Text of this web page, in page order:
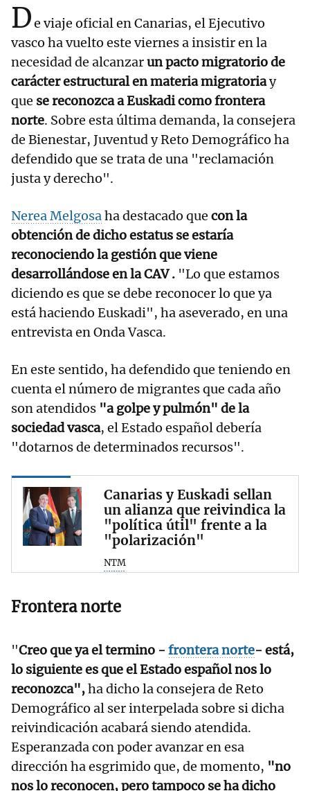
De viaje oficial en Canarias, el Ejecutivo
vasco ha vuelto este viernes a insistir en la
necesidad de alcanzarun pacto migratorio de
carácter estructural en materia migratoriay
que se reconozca a Euskadi como frontera
norte. Sobre esta última demanda, la consejera
de Bienestar, Juventud y Reto Demográfico ha
defendido que se trata de una "reclamación
justa y derecho".
Nerea Melgosaha destacado que con la
obtención de dicho estatus se estaría
reconociendo la gestión que viene
desarrollándose en la CAV . "Lo que estamos
diciendo es que se debe reconocer lo que ya
está haciendo Euskadi", ha aseverado, en una
entrevista en Onda Vasca.
En este sentido, ha defendido que teniendo en
cuenta el número de migrantes que cada año
son atendidos "a golpe y pulmón" de la
sociedad vasca, el Estado español debería
"dotarnos de determinados recursos".
Canarias y Euskadi sellan
un alianza que reivindica la
"política útil" frente a la
"polarización"
NTM
Frontera norte
"Creo que ya el termino - frontera norte- está,
lo siguiente es que el Estado español nos lo
reconozca",ha dicho la consejera de Reto
Demográfico al ser interpelada sobre si dicha
reivindicación acabará siendo atendida.
Esperanzada con poder avanzar en esa
dirección ha esgrimido que, de momento, "no
nos lo reconocen, pero tampoco se ha dicho